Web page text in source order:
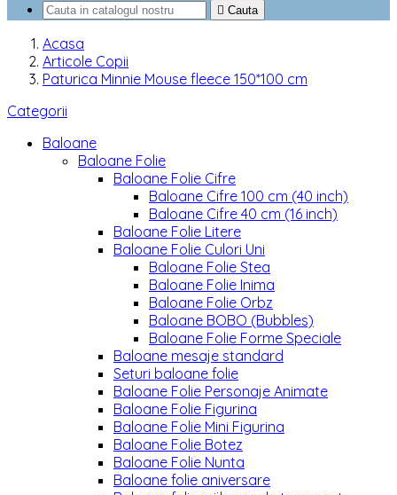
 Cauta
Acasa
Articole Copii
Paturica Minnie Mouse fleece 150*100 cm
Categorii
Baloane
Baloane Folie
Baloane Folie Cifre
Baloane Cifre 100 cm (40 inch)
Baloane Cifre 40 cm (16 inch)
Baloane Folie Litere
Baloane Folie Culori Uni
Baloane Folie Stea
Baloane Folie Inima
Baloane Folie Orbz
Baloane BOBO (Bubbles)
Baloane Folie Forme Speciale
Baloane mesaje standard
Seturi baloane folie
Baloane Folie Personaje Animate
Baloane Folie Figurina
Baloane Folie Mini Figurina
Baloane Folie Botez
Baloane Folie Nunta
Baloane folie aniversare